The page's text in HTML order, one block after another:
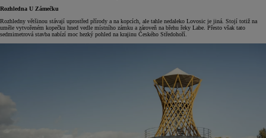
Rozhledna U Zámečku
Rozhledny většinou stávají uprostřed přírody a na kopcích, ale tahle nedaleko Lovosic je jiná. Stojí totiž na
uměle vytvořeném kopečku hned vedle místního zámku a zároveň na břehu řeky Labe. Přesto však tato
sedmimetrová stavba nabízí moc hezký pohled na krajinu Českého Středohoří.